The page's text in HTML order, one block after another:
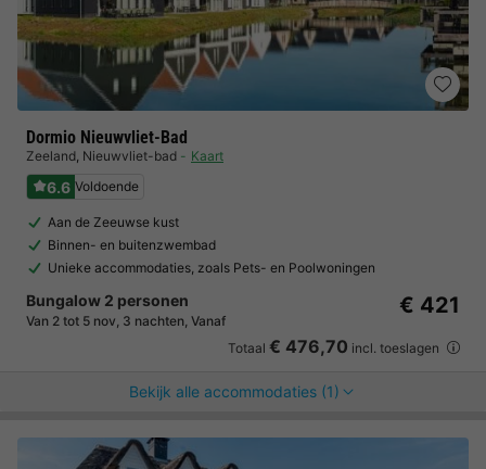
Dormio Nieuwvliet-Bad
Zeeland, Nieuwvliet-bad Kaart
6.6 Voldoende
Aan de Zeeuwse kust
Binnen- en buitenzwembad
Unieke accommodaties, zoals Pets- en Poolwoningen
Bungalow 2 personen
Van 2 tot 5 nov, 3 nachten, Vanaf
€ 421
Totaal € 476,70 incl. toeslagen
Bekijk alle accommodaties (1)